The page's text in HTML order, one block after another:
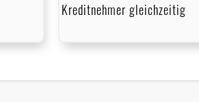
Kreditnehmer gleichzeitig